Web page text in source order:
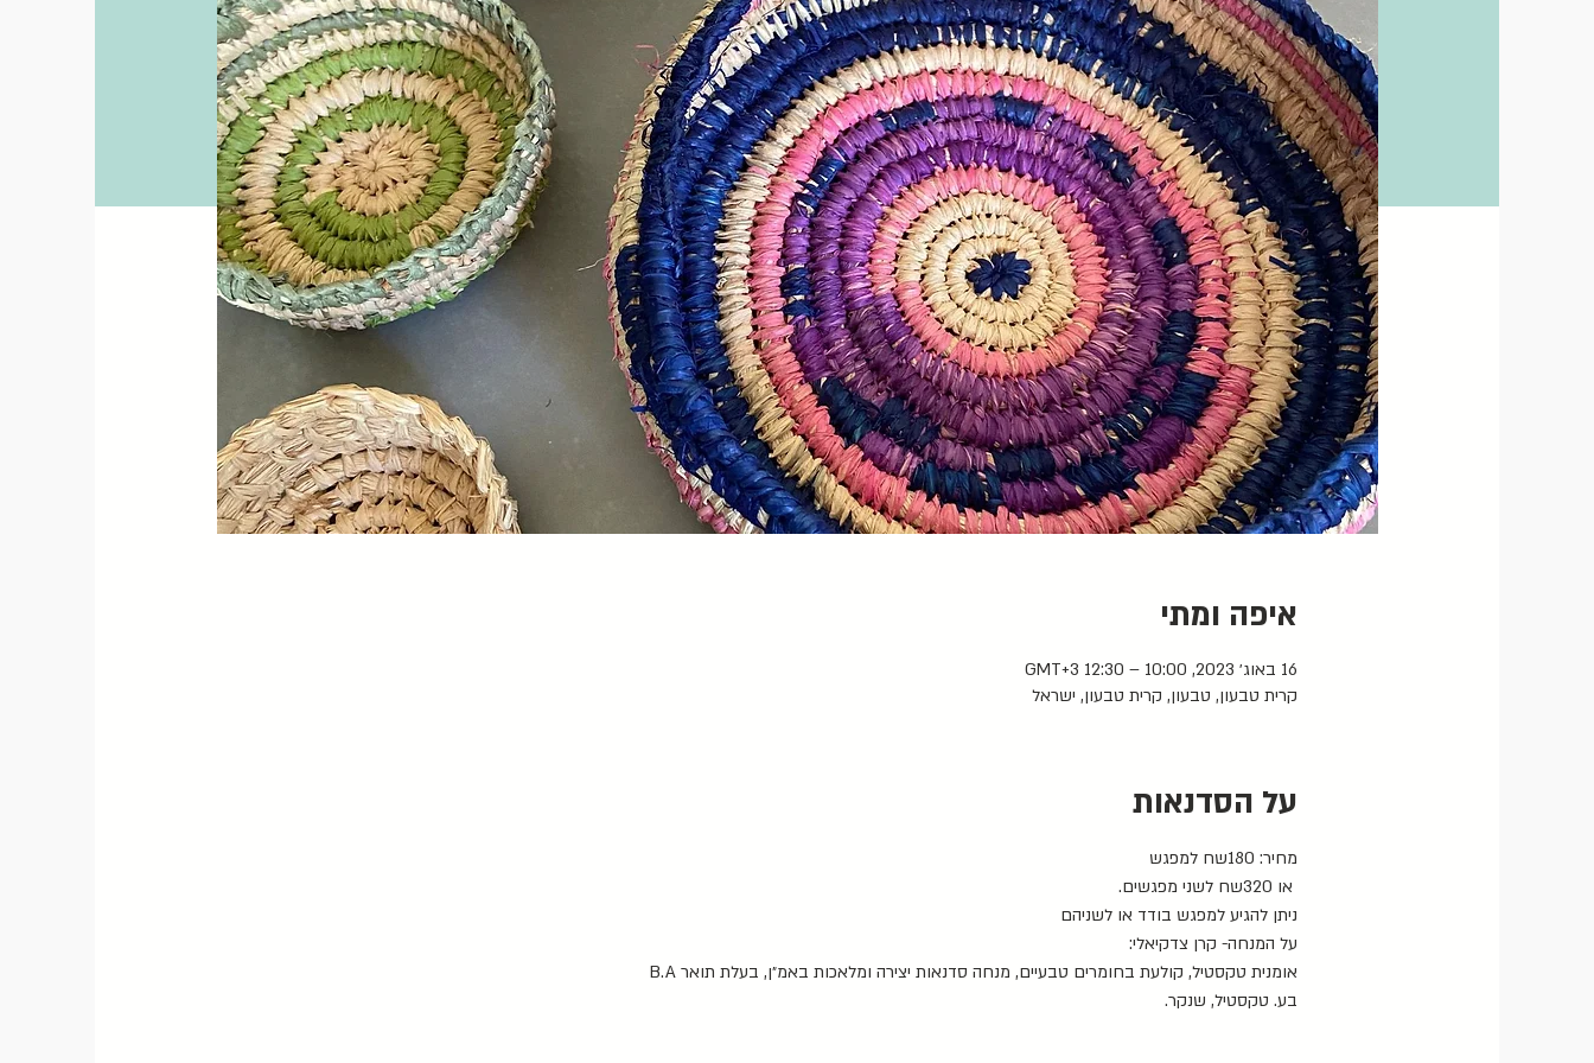
איפה ומתי
16 באוג׳ 2023, 10:00 – 12:30 GMT‎+3‎
קרית טבעון, טבעון, קרית טבעון, ישראל
על הסדנאות
מחיר: 180שח למפגש
או 320שח לשני מפגשים.
ניתן להגיע למפגש בודד או לשניהם
על המנחה- קרן צדקיאלי:
אומנית טקסטיל, קולעת בחומרים טבעיים, מנחה סדנאות יצירה ומלאכות באמ״ן, בעלת תואר B.A
בע. טקסטיל, שנקר.